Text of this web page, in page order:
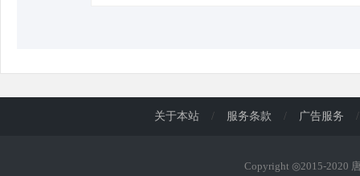
关于本站 / 服务条款 / 广告服务 /
Copyright ◎2015-2020